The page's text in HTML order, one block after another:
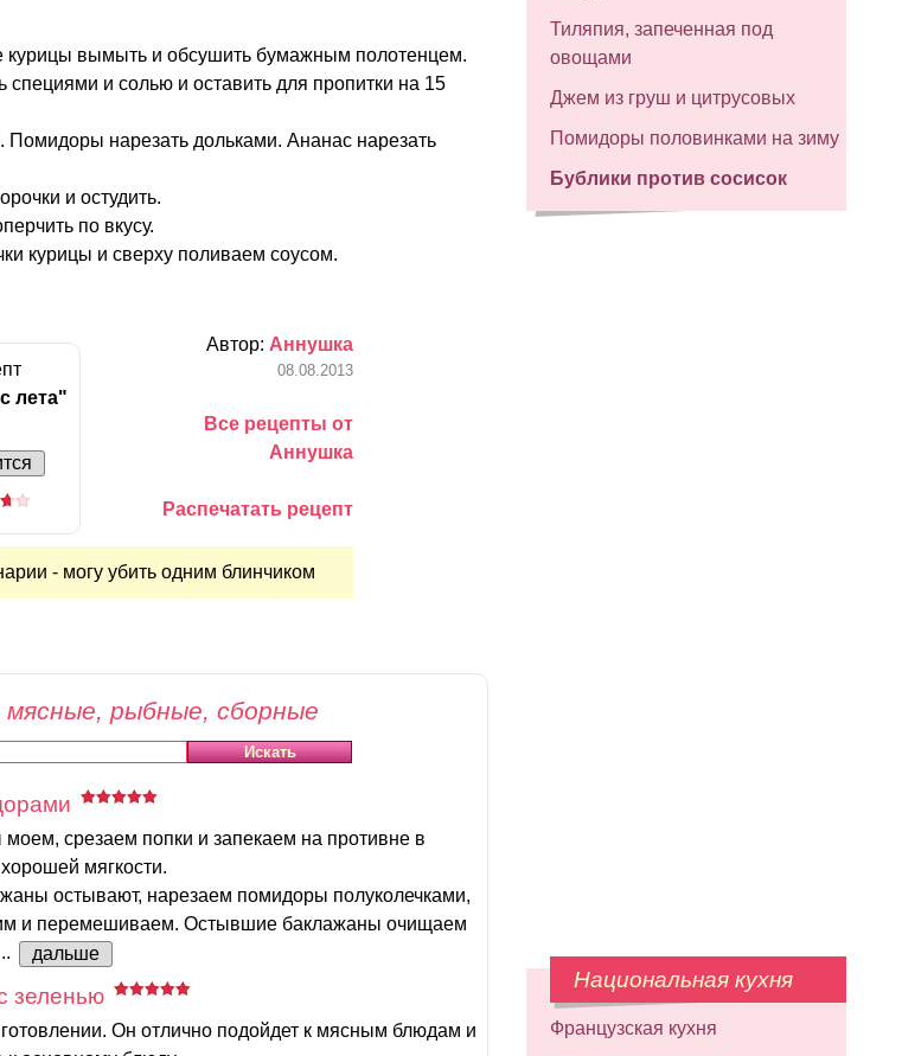
курицы вымыть и обсушить бумажным полотенцем.
и солью и оставить для пропитки на 15
Помидоры нарезать дольками. Ананас нарезать
и остудить.
по вкусу.
курицы и сверху поливаем соусом.
лета"
Автор: Аннушка
08.08.2013
Все рецепты от
Аннушка
Распечатать рецепт
- могу убить одним блинчиком
рыбные, сборные
срезаем попки и запекаем на противне в
мягкости.
остывают, нарезаем помидоры полуколечками,
и перемешиваем. Остывшие баклажаны очищаем
дальше
зеленью
Он отлично подойдет к мясным блюдам и
Тиляпия, запеченная под
овощами
Джем из груш и цитрусовых
Помидоры половинками на зиму
Бублики против сосисок
Национальная кухня
Французская кухня